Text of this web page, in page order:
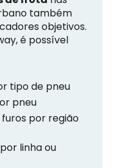
também
objetivos.
é possível
tipo de pneu
pneu
por região
linha ou